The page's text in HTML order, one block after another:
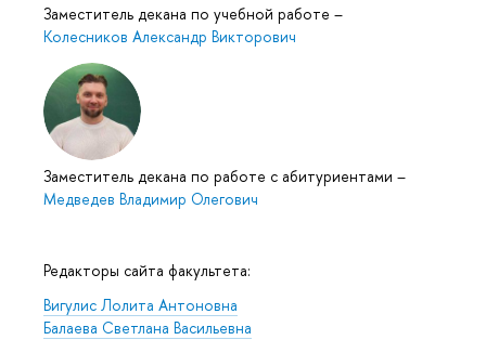
Заместитель декана по учебной работе –
Колесников Александр Викторович
Заместитель декана по работе с абитуриентами –
Медведев Владимир Олегович
Редакторы сайта факультета:
Вигулис Лолита Антоновна
Балаева Светлана Васильевна